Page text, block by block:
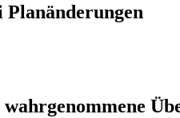
Planänderungen